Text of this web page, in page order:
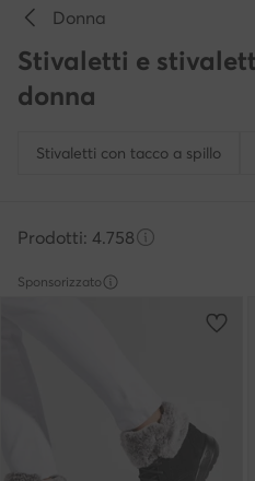
Donna
Stivaletti e
donna
Stivaletti con tacco a spillo
Prodotti: 4.758
Sponsorizzato